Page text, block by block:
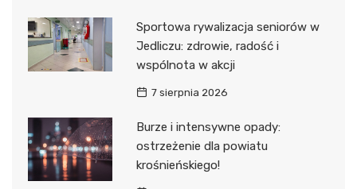
Sportowa rywalizacja seniorów w
Jedliczu: zdrowie, radość i
wspólnota w akcji
7 sierpnia 2026
Burze i intensywne opady:
ostrzeżenie dla powiatu
krośnieńskiego!